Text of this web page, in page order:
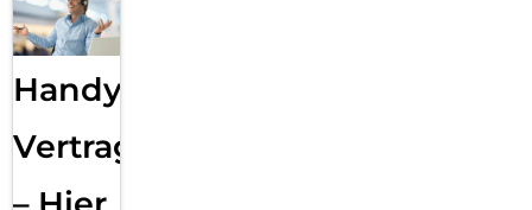
Handy
Vertragsabwicklung